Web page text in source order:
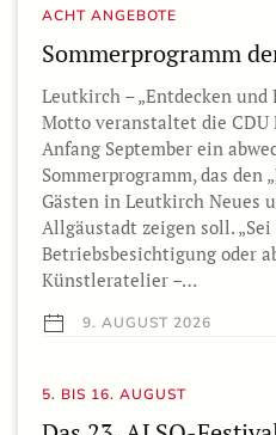
ACHT ANGEBOTE
Sommerprogramm
Leutkirch – „Entdecken und
Motto veranstaltet die
Anfang September ein
Sommerprogramm, das den
Gästen in Leutkirch Neues
Allgäustadt zeigen soll. „Sei
Betriebsbesichtigung oder
Künstleratelier –…
9. AUGUST 2026
5. BIS 16. AUGUST